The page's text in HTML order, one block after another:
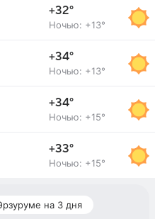
+32°
Ночью: +13°
+34°
Ночью: +13°
+34°
Ночью: +15°
+33°
Ночью: +15°
на 3 дня